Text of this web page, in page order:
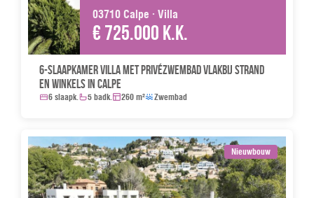
03710 Calpe · Villa
€ 725.000 k.k.
6-slaapkamer Villa met privézwembad vlakbij strand
en winkels in Calpe
6 slaapk. 5 badk. 260 m² Zwembad
Nieuwbouw